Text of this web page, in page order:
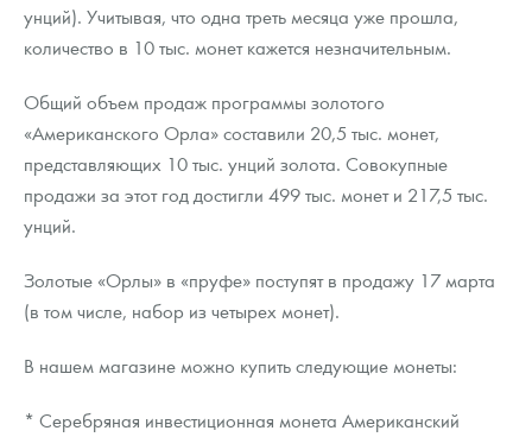
унций). Учитывая, что одна треть месяца уже прошла,
количество в 10 тыс. монет кажется незначительным.
Общий объем продаж программы золотого
«Американского Орла» составили 20,5 тыс. монет,
представляющих 10 тыс. унций золота. Совокупные
продажи за этот год достигли 499 тыс. монет и 217,5 тыс.
унций.
Золотые «Орлы» в «пруфе» поступят в продажу 17 марта
(в том числе, набор из четырех монет).
В нашем магазине можно купить следующие монеты:
* Серебряная инвестиционная монета Американский